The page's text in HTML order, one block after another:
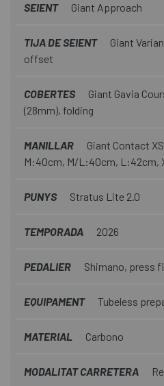
SEIENT Giant Approach
TIJA DE SEIENT
Giant
offset
COBERTES
Giant Gavia
(28mm), folding
MANILLAR
Giant Contact
M:40cm, M/L:40cm, L:42cm,
PUNYS Stratus Lite 2.0
TEMPORADA 2026
PEDALIER Shimano, press
EQUIPAMENT Tubeless
MATERIAL Carbono
MODALITAT CARRETERA